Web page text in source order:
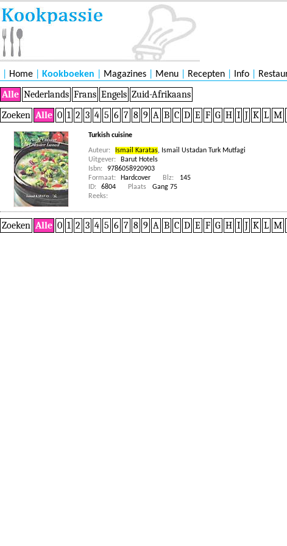
Home Kookboeken Magazines Menu Recepten Info
Alle Nederlands Frans Engels Zuid-Afrikaans
Zoeken Alle 0 1 2 3 4 5 6 7 8 9 A B C D E F G H I J K L M
Turkish cuisine
Auteur: Ismail Karatas, Ismail Ustadan Turk Mutfagi
Uitgever:
Barut Hotels
Isbn:
9786058920903
Formaat:
Hardcover Blz:
145
ID:
6804 Plaats
Gang 75
Reeks:
Zoeken Alle 0 1 2 3 4 5 6 7 8 9 A B C D E F G H I J K L M